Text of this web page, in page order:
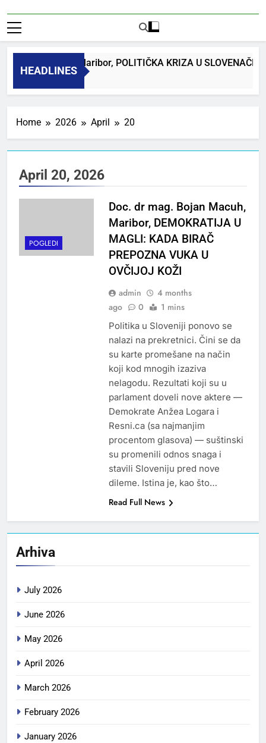
HEADLINES
Bojan Macuh, Maribor, POLITIČKA KRIZA U
Home 2026 April 20
April 20, 2026
POGLEDI
Doc. dr mag. Bojan Macuh,
Maribor, DEMOKRATIJA U
MAGLI: KADA BIRAČ
PREPOZNA VUKA U
OVČIJOJ KOŽI
admin
4 months
ago
0 1 mins
Politika u Sloveniji ponovo se
nalazi na prekretnici. Čini se da
su karte promešane na način
koji kod mnogih izaziva
nelagodu. Rezultati koji su u
parlament doveli nove aktere —
Demokrate Anžea Logara i
Resni.ca (sa najmanjim
procentom glasova) — suštinski
su promenili odnos snaga i
stavili Sloveniju pred nove
dileme. Istina je, kao što…
Read Full News
Arhiva
July 2026
June 2026
May 2026
April 2026
March 2026
February 2026
January 2026